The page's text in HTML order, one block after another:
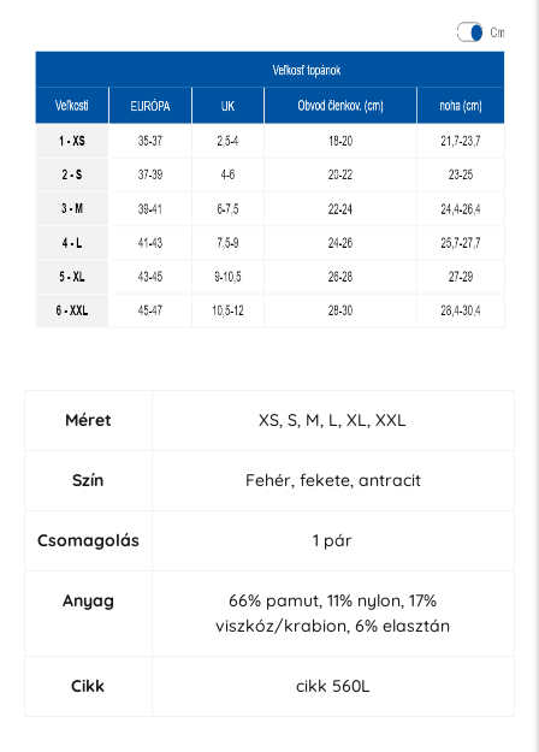
Méret XS, S, M, L, XL, XXL
Szín Fehér, fekete, antracit
Csomagolás 1 pár
Anyag
66% pamut, 11% nylon, 17%
viszkóz/krabion, 6% elasztán
Cikk cikk 560L